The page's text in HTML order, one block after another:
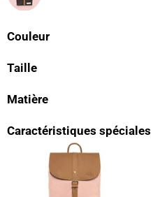
Couleur
Taille
Matière
Caractéristiques spéciales